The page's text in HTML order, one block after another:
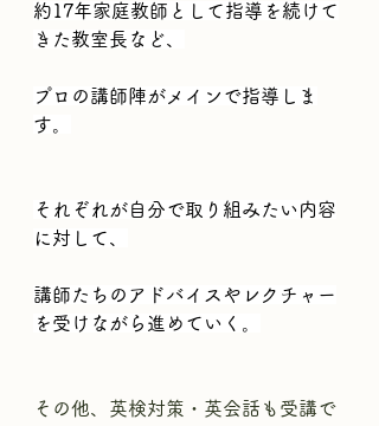
約17年家庭教師として指導を続けて
きた教室長など、
プロの講師陣がメインで指導しま
す。
それぞれが自分で取り組みたい内容
に対して、
講師たちのアドバイスやレクチャー
を受けながら進めていく。
その他、英検対策・英会話も受講で